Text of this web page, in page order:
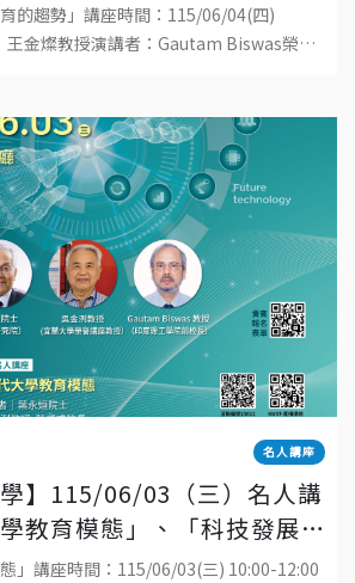
育的趨勢」講座時間：115/06/04(四)
王金燦教授演講者：Gautam Biswas榮譽
名人講座
學】115/06/03（三）名人講
教育模態」、「科技發展
勢」
態」講座時間：115/06/03(三) 10:00-12:00